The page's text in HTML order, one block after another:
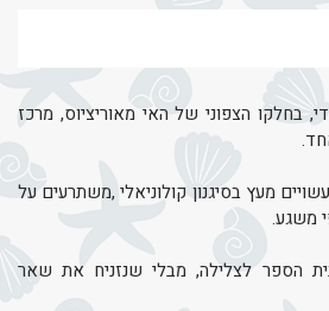
בחלקו הצפוני של האי מאוריציוס, מרכז
עשויים מעץ בסיגנון קולוניאלי ,משתרעים על
הספר לצלילה, מבלי שנזניח את שאר